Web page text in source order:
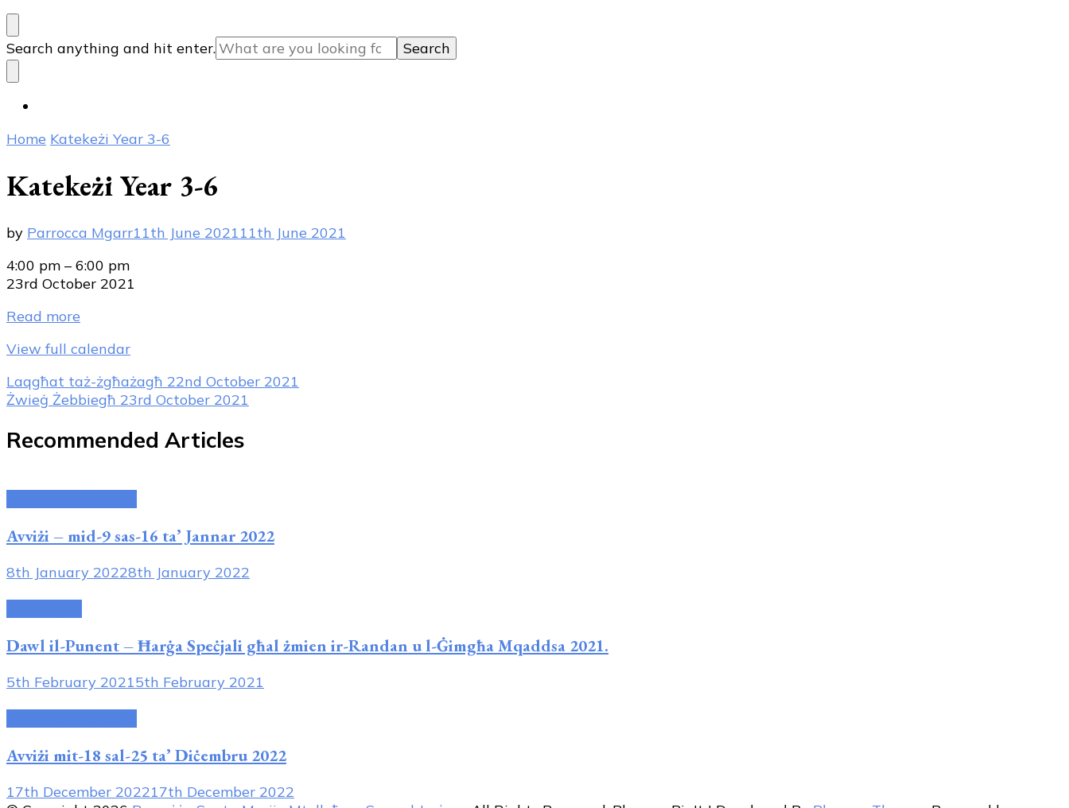
Looking
for
Something?
Search anything and hit enter.
Home Katekeżi Year 3-6
Katekeżi Year 3-6
by Parrocca Mgarr11th June 202111th June 2021
Katekeżi
Year
6
4:00 pm – 6:00 pm
23rd October 2021
Read more
View full calendar
Post
Navigation
Laqgħat taż-żgħażagħ 22nd October 2021
Żwieġ Żebbiegħ 23rd October 2021
Recommended Articles
Avviżi – mid-9 sas-16 ta’ Jannar 2022
8th January 20228th January 2022
Dawl il-Punent – Ħarġa Speċjali għal żmien ir-Randan u l-Ġimgħa Mqaddsa 2021.
5th February 20215th February 2021
Avviżi mit-18 sal-25 ta’ Diċembru 2022
17th December 202217th December 2022